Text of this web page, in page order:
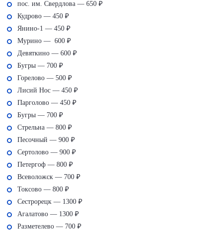
пос. им. Свердлова — 650 ₽
Кудрово — 450 ₽
Янино-1 — 450 ₽
Мурино — 600 ₽
Девяткино — 600 ₽
Бугры — 700 ₽
Горелово — 500 ₽
Лисий Нос — 450 ₽
Парголово — 450 ₽
Бугры — 700 ₽
Стрельна — 800 ₽
Песочный — 900 ₽
Сертолово — 900 ₽
Петергоф — 800 ₽
Всеволожск — 700 ₽
Токсово — 800 ₽
Сестрорецк — 1300 ₽
Агалатово — 1300 ₽
Разметелево — 700 ₽